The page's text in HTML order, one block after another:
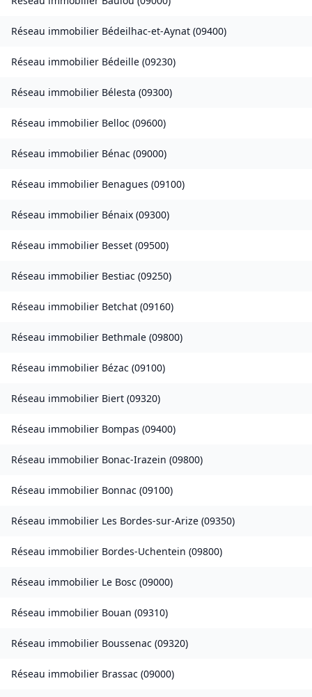
Réseau immobilier Bédeilhac-et-Aynat (09400)
Réseau immobilier Bédeille (09230)
Réseau immobilier Bélesta (09300)
Réseau immobilier Belloc (09600)
Réseau immobilier Bénac (09000)
Réseau immobilier Benagues (09100)
Réseau immobilier Bénaix (09300)
Réseau immobilier Besset (09500)
Réseau immobilier Bestiac (09250)
Réseau immobilier Betchat (09160)
Réseau immobilier Bethmale (09800)
Réseau immobilier Bézac (09100)
Réseau immobilier Biert (09320)
Réseau immobilier Bompas (09400)
Réseau immobilier Bonac-Irazein (09800)
Réseau immobilier Bonnac (09100)
Réseau immobilier Les Bordes-sur-Arize (09350)
Réseau immobilier Bordes-Uchentein (09800)
Réseau immobilier Le Bosc (09000)
Réseau immobilier Bouan (09310)
Réseau immobilier Boussenac (09320)
Réseau immobilier Brassac (09000)